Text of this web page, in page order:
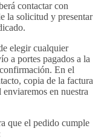
contactar con
la solicitud y presentar
elegir cualquier
a portes pagados a la
En el
copia de la factura
en nuestra
que el pedido cumple